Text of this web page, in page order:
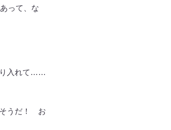
って、な
り入れて……
うだ！ お